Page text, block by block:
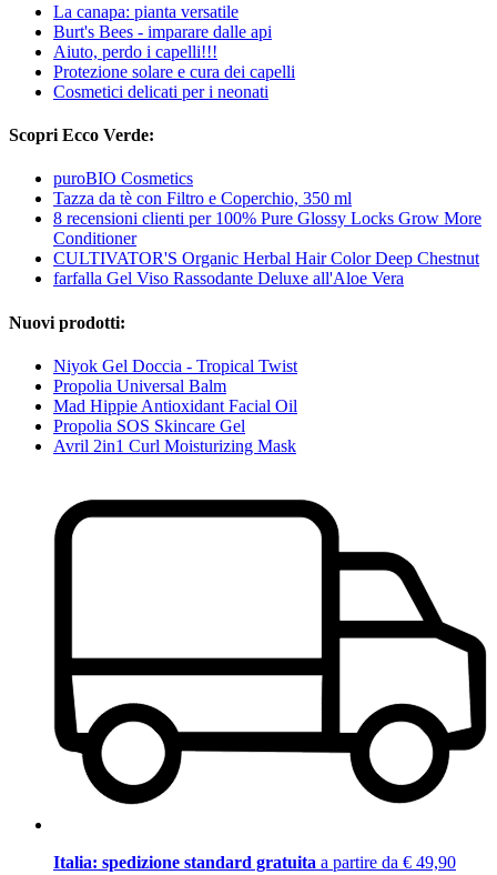
La canapa: pianta versatile
Burt's Bees - imparare dalle api
Aiuto, perdo i capelli!!!
Protezione solare e cura dei capelli
Cosmetici delicati per i neonati
Scopri Ecco Verde:
puroBIO Cosmetics
Tazza da tè con Filtro e Coperchio, 350 ml
8 recensioni clienti per 100% Pure Glossy Locks Grow More
Conditioner
CULTIVATOR'S Organic Herbal Hair Color Deep Chestnut
farfalla Gel Viso Rassodante Deluxe all'Aloe Vera
Nuovi prodotti:
Niyok Gel Doccia - Tropical Twist
Propolia Universal Balm
Mad Hippie Antioxidant Facial Oil
Propolia SOS Skincare Gel
Avril 2in1 Curl Moisturizing Mask
Italia: spedizione standard gratuita a partire da € 49,90